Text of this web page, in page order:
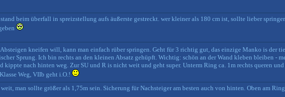
beim überfall in spreizstellung aufs äußerste gestreckt. wer kleiner als 180 cm ist, sollte lieber
kneifen will, kann man einfach rüber springen. Geht für 3 richtig gut, das einzige Manko is der
Sprung. Ich bin rechts an den kleinen Absatz gehüpft. Wichtig: schön an der Wand kleben bleiben -
nach hinten weg. Zur SU und R is nicht weit und geht super. Unterm Ring ca. 1m rechts queren
Weg, VIIb geht i.O.!
man sollte größer als 1,75m sein. Sicherung für Nachsteiger am besten auch von hinten. Oben am Ring